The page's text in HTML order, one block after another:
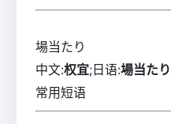
場当たり
中文:权宜;日语:場当たり
常用短语